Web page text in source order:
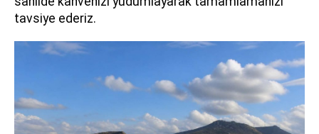
tavsiye ederiz.